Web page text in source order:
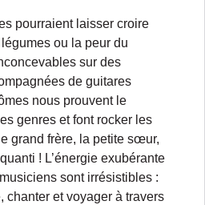
pourraient laisser croire
ou la peur du
sur des
de guitares
nous prouvent le
genres et font rocker les
grand frère, la petite sœur,
! L’énergie exubérante
sont irrésistibles :
chanter et voyager à travers